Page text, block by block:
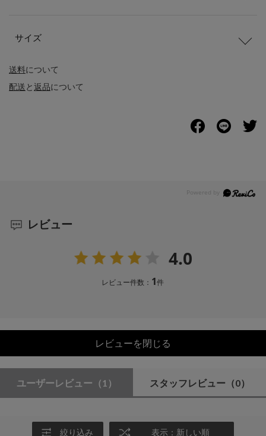
送料について
配送と返品について
サイズ
レビュー
4.0
レビュー件数： 1件
レビューを閉じる
ユーザーレビュー （1） スタッフレビュー （0）
絞り込み 表示：新しい順